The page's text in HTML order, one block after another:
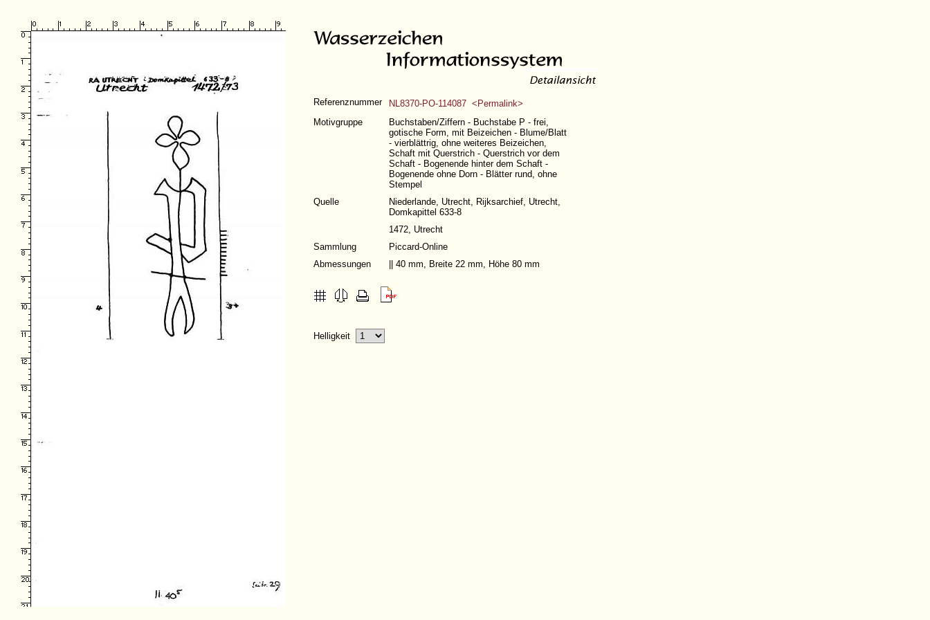
Referenznummer
NL8370-PO-114087 <Permalink>
Motivgruppe
Buchstaben/Ziffern - Buchstabe P - frei,
gotische Form, mit Beizeichen - Blume/Blatt
- vierblättrig, ohne weiteres Beizeichen,
Schaft mit Querstrich - Querstrich vor dem
Schaft - Bogenende hinter dem Schaft -
Bogenende ohne Dorn - Blätter rund, ohne
Stempel
Quelle
Niederlande, Utrecht, Rijksarchief, Utrecht,
Domkapittel 633-8
1472, Utrecht
Sammlung
Piccard-Online
Abmessungen
|| 40 mm, Breite 22 mm, Höhe 80 mm
Helligkeit